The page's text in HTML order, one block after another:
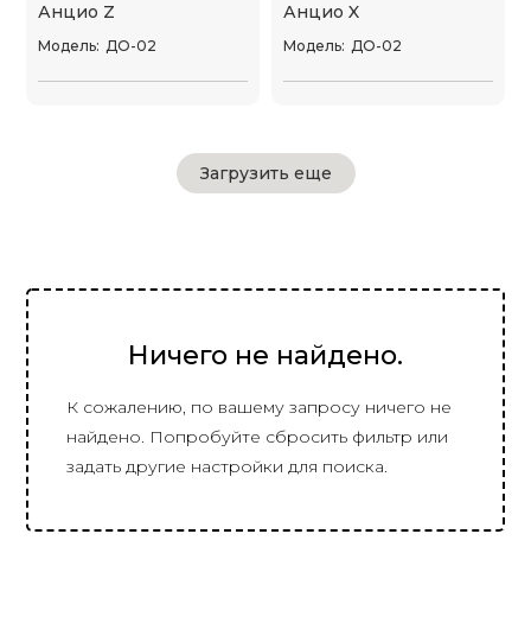
Анцио Z
Модель: ДО-02
Анцио X
Модель: ДО-02
Загрузить еще
Ничего не найдено.
К сожалению, по вашему запросу ничего не
найдено. Попробуйте сбросить фильтр или
задать другие настройки для поиска.